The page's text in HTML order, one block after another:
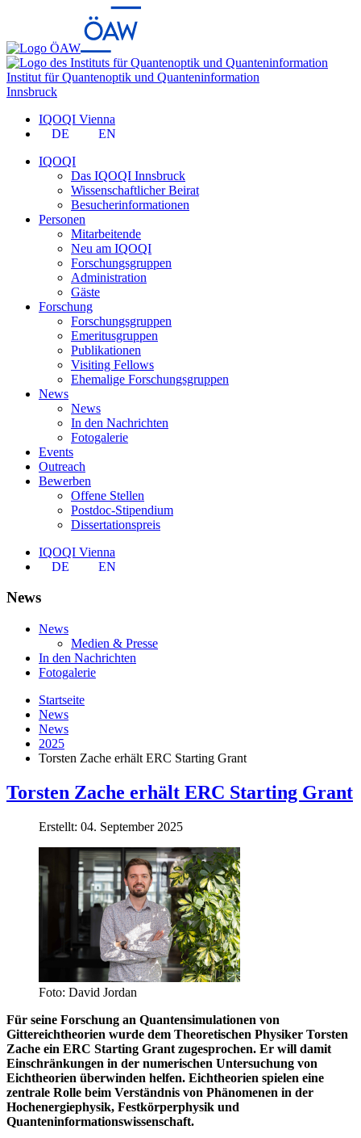
Institut für Quantenoptik und Quanteninformation
Innsbruck
IQOQI Vienna
DE
EN
IQOQI
Das IQOQI Innsbruck
Wissenschaftlicher Beirat
Besucherinformationen
Personen
Mitarbeitende
Neu am IQOQI
Forschungsgruppen
Administration
Gäste
Forschung
Forschungsgruppen
Emeritusgruppen
Publikationen
Visiting Fellows
Ehemalige Forschungsgruppen
News
News
In den Nachrichten
Fotogalerie
Events
Outreach
Bewerben
Offene Stellen
Postdoc-Stipendium
Dissertationspreis
IQOQI Vienna
DE
EN
News
News
Medien & Presse
In den Nachrichten
Fotogalerie
Startseite
News
News
2025
Torsten Zache erhält ERC Starting Grant
Torsten Zache erhält ERC Starting Grant
Erstellt: 04. September 2025
Foto: David Jordan
Für seine Forschung an Quantensimulationen von
Gittereichtheorien wurde dem Theoretischen Physiker Torsten
Zache ein ERC Starting Grant zugesprochen. Er will damit
Einschränkungen in der numerischen Untersuchung von
Eichtheorien überwinden helfen. Eichtheorien spielen eine
zentrale Rolle beim Verständnis von Phänomenen in der
Hochenergiephysik, Festkörperphysik und
Quanteninformationswissenschaft.